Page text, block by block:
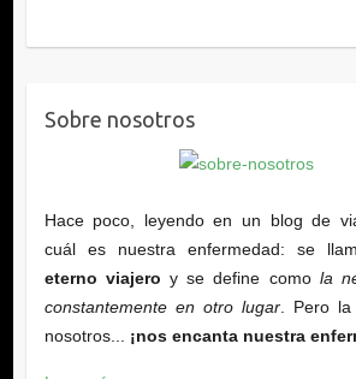
Sobre nosotros
Hace poco, leyendo en un blog de
cuál es nuestra enfermedad: se
eterno viajero y se define como la
constantemente en otro lugar. Pero la
nosotros... ¡nos encanta nuestra